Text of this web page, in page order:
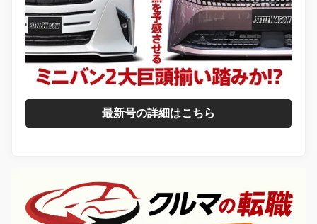
最新号の詳細はこちら